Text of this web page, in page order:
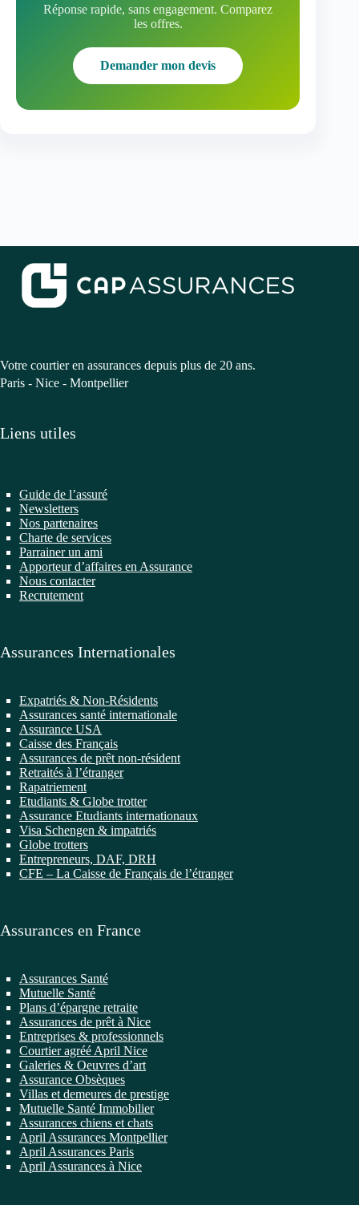
Réponse rapide, sans engagement. Comparez
les offres.
Demander mon devis
Votre courtier en assurances depuis plus de 20 ans.
Paris - Nice - Montpellier
Liens utiles
Guide de l’assuré
Newsletters
Nos partenaires
Charte de services
Parrainer un ami
Apporteur d’affaires en Assurance
Nous contacter
Recrutement
Assurances Internationales
Expatriés & Non-Résidents
Assurances santé internationale
Assurance USA
Caisse des Français
Assurances de prêt non-résident
Retraités à l’étranger
Rapatriement
Etudiants & Globe trotter
Assurance Etudiants internationaux
Visa Schengen & impatriés
Globe trotters
Entrepreneurs, DAF, DRH
CFE – La Caisse de Français de l’étranger
Assurances en France
Assurances Santé
Mutuelle Santé
Plans d’épargne retraite
Assurances de prêt à Nice
Entreprises & professionnels
Courtier agréé April Nice
Galeries & Oeuvres d’art
Assurance Obsèques
Villas et demeures de prestige
Mutuelle Santé Immobilier
Assurances chiens et chats
April Assurances Montpellier
April Assurances Paris
April Assurances à Nice